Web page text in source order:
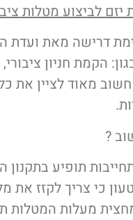
יזם לביצוע מטלות
דרישה מאת ועדת
הקמת חניון
מאוד לציין את
?
תופיע בתקנון
כי צריך לקזז
מעלות המטלות